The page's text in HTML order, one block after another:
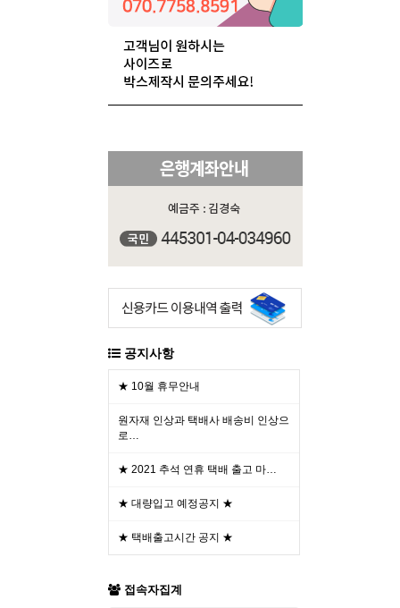
공지사항
★ 10월 휴무안내
원자재 인상과 택배사 배송비 인상으
로…
★ 2021 추석 연휴 택배 출고 마…
★ 대량입고 예정공지 ★
★ 택배출고시간 공지 ★
접속자집계